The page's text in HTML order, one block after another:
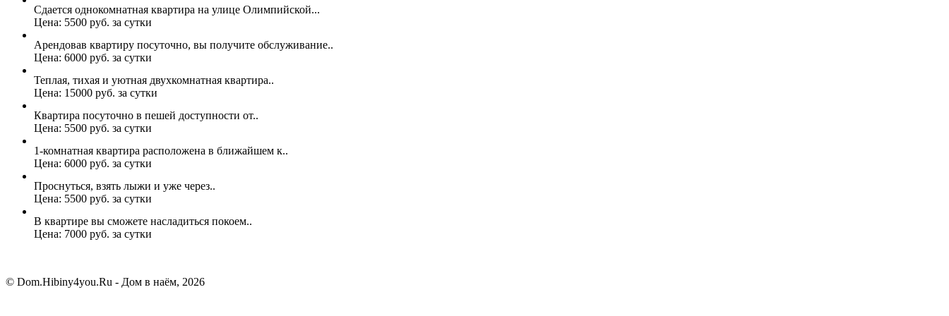
Сдается однокомнатная квартира на улице Олимпийской...
Цена: 5500 руб. за сутки
Арендовав квартиру посуточно, вы получите обслуживание..
Цена: 6000 руб. за сутки
Теплая, тихая и уютная двухкомнатная квартира..
Цена: 15000 руб. за сутки
Квартира посуточно в пешей доступности от..
Цена: 5500 руб. за сутки
1-комнатная квартира расположена в ближайшем к..
Цена: 6000 руб. за сутки
Проснуться, взять лыжи и уже через..
Цена: 5500 руб. за сутки
В квартире вы сможете насладиться покоем..
Цена: 7000 руб. за сутки
© Dom.Hibiny4you.Ru - Дом в наём, 2026